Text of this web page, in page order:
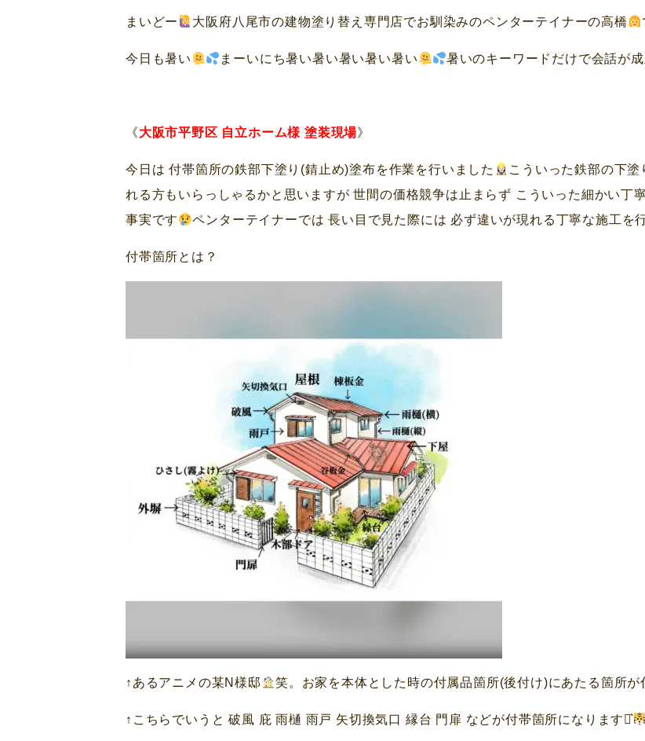
まいどー 大阪府八尾市の建物塗り替え専門店でお馴染みのペンターテイナーの高橋
今日も暑い まーいにち暑い暑い暑い暑い暑い 暑いのキーワードだけで会話が
《大阪市平野区 自立ホーム様 塗装現場》
今日は 付帯箇所の鉄部下塗り(錆止め)塗布を作業を行いました
こういった鉄部の下
れる方もいらっしゃるかと思いますが 世間の価格競争は止まらず こういった細かい丁
事実です
ペンターテイナーでは 長い目で見た際には 必ず違いが現れる丁寧な施工を
付帯箇所とは？
↑あるアニメの某N様邸 笑。お家を本体とした時の付属品箇所(後付け)にあたる箇所が
↑こちらでいうと 破風 庇 雨樋 雨戸 矢切換気口 縁台 門扉 などが付帯箇所になります⋆͛